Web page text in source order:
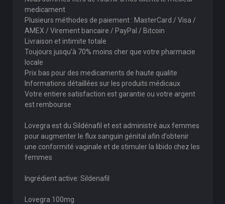
medicament
Plusieurs méthodes de paiement : MasterCard / Visa /
AMEX / Virement bancaire / PayPal / Bitcoin
Livraison et intimite totale
Toujours jusqu'à 70% moins cher que votre pharmacie
locale
Prix bas pour des medicaments de haute qualite
Informations détaillées sur les produits médicaux
Votre entiere satisfaction est garantie ou votre argent
est rembourse
Lovegra est du Sildénafil et est administré aux femmes
pour augmenter le flux sanguin génital afin d’obtenir
une conformité vaginale et de stimuler la libido chez les
femmes
Ingrédient active: Sildenafil
Lovegra 100mg